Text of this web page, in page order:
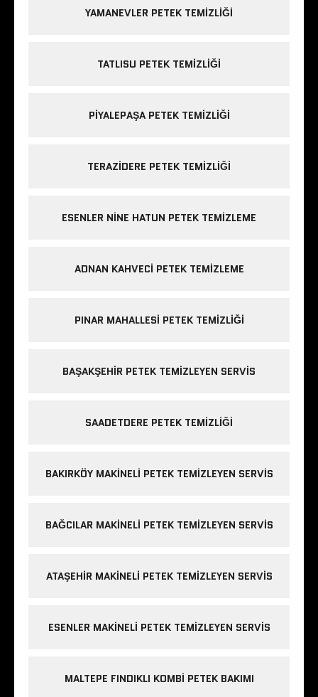
YAMANEVLER PETEK TEMIZLIĞI
TATLISU PETEK TEMIZLIĞI
PIYALEPAŞA PETEK TEMIZLIĞI
TERAZIDERE PETEK TEMIZLIĞI
ESENLER NINE HATUN PETEK TEMIZLEME
ADNAN KAHVECI PETEK TEMIZLEME
PINAR MAHALLESI PETEK TEMIZLIĞI
BAŞAKŞEHIR PETEK TEMIZLEYEN SERVIS
SAADETDERE PETEK TEMIZLIĞI
BAKIRKÖY MAKINELI PETEK TEMIZLEYEN SERVIS
BAĞCILAR MAKINELI PETEK TEMIZLEYEN SERVIS
ATAŞEHIR MAKINELI PETEK TEMIZLEYEN SERVIS
ESENLER MAKINELI PETEK TEMIZLEYEN SERVIS
MALTEPE FINDIKLI KOMBI PETEK BAKIMI